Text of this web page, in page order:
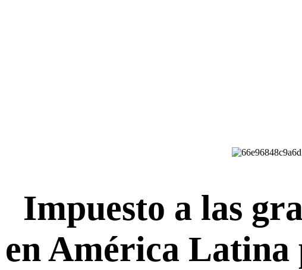
Impuesto a las
en América